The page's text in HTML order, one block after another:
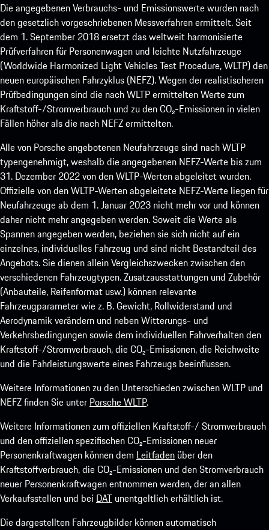
Die angegebenen Verbrauchs- und Emissionswerte wurden nach
den gesetzlich vorgeschriebenen Messverfahren ermittelt. Seit
dem 1. September 2018 ersetzt das weltweit harmonisierte
Prüfverfahren für Personenwagen und leichte Nutzfahrzeuge
(Worldwide Harmonized Light Vehicles Test Procedure, WLTP) den
neuen europäischen Fahrzyklus (NEFZ). Wegen der realistischeren
Prüfbedingungen sind die nach WLTP ermittelten Werte zum
Kraftstoff-/Stromverbrauch und zu den CO₂-Emissionen in vielen
Fällen höher als die nach NEFZ ermittelten.
Alle von Porsche angebotenen Neufahrzeuge sind nach WLTP
typengenehmigt, weshalb die angegebenen NEFZ-Werte bis zum
31. Dezember 2022 von den WLTP-Werten abgeleitet wurden.
Offizielle von den WLTP-Werten abgeleitete NEFZ-Werte liegen für
Neufahrzeuge ab dem 1. Januar 2023 nicht mehr vor und können
daher nicht mehr angegeben werden. Soweit die Werte als
Spannen angegeben werden, beziehen sie sich nicht auf ein
einzelnes, individuelles Fahrzeug und sind nicht Bestandteil des
Angebots. Sie dienen allein Vergleichszwecken zwischen den
verschiedenen Fahrzeugtypen. Zusatzausstattungen und Zubehör
(Anbauteile, Reifenformat usw.) können relevante
Fahrzeugparameter wie z. B. Gewicht, Rollwiderstand und
Aerodynamik verändern und neben Witterungs- und
Verkehrsbedingungen sowie dem individuellen Fahrverhalten den
Kraftstoff-/Stromverbrauch, die CO₂-Emissionen, die Reichweite
und die Fahrleistungswerte eines Fahrzeugs beeinflussen.
Weitere Informationen zu den Unterschieden zwischen WLTP und
NEFZ finden Sie unter Porsche WLTP.
Weitere Informationen zum offiziellen Kraftstoff-/ Stromverbrauch
und den offiziellen spezifischen CO₂-Emissionen neuer
Personenkraftwagen können dem Leitfaden über den
Kraftstoffverbrauch, die CO₂-Emissionen und den Stromverbrauch
neuer Personenkraftwagen entnommen werden, der an allen
Verkaufsstellen und bei DAT unentgeltlich erhältlich ist.
Die dargestellten Fahrzeugbilder können automatisch